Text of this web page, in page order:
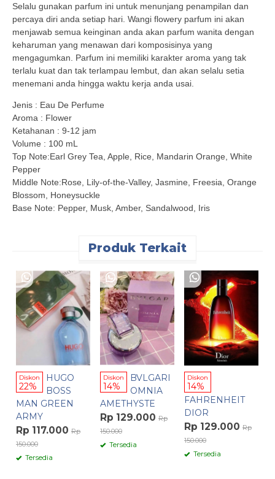
Selalu gunakan parfum ini untuk menunjang penampilan dan
percaya diri anda setiap hari. Wangi flowery parfum ini akan
menjawab semua keinginan anda akan parfum wanita dengan
keharuman yang menawan dari komposisinya yang
mengagumkan. Parfum ini memiliki karakter aroma yang tak
terlalu kuat dan tak terlampau lembut, dan akan selalu setia
menemani anda hingga waktu kerja anda usai.
Jenis : Eau De Perfume
Aroma : Flower
Ketahanan : 9-12 jam
Volume : 100 mL
Top Note:Earl Grey Tea, Apple, Rice, Mandarin Orange, White
Pepper
Middle Note:Rose, Lily-of-the-Valley, Jasmine, Freesia, Orange
Blossom, Honeysuckle
Base Note: Pepper, Musk, Amber, Sandalwood, Iris
Produk Terkait
Diskon
22%
HUGO
BOSS
MAN GREEN
ARMY
Rp 117.000 Rp
150.000
Tersedia
Diskon
14%
BVLGARI
OMNIA
AMETHYSTE
Rp 129.000 Rp
150.000
Tersedia
Diskon
14%
FAHRENHEIT
DIOR
Rp 129.000 Rp
150.000
Tersedia